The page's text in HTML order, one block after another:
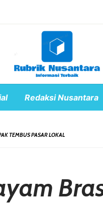
Redaksi Nusantara
TEMBUS PASAR LOKAL